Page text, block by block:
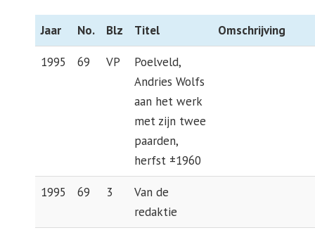
Jaar No. Blz Titel Omschrijving
1995 69 VP
Poelveld,
Andries Wolfs
aan het werk
met zijn twee
paarden,
herfst ±1960
1995 69 3
Van de
redaktie